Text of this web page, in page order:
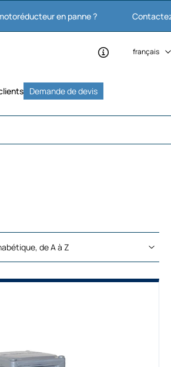
en panne ? Contactez nous : 03
français
Demande de devis